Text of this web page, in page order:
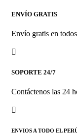
ENVÍO GRATIS
Envío gratis en
SOPORTE 24/7
Contáctenos las 24
ENVIOS A TODO EL